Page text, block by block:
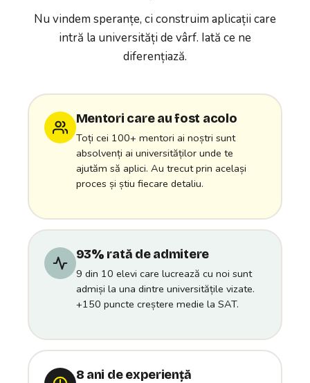
Nu vindem speranțe, ci construim aplicații care
intră la universități de vârf. Iată ce ne
diferențiază.
Mentori care au fost acolo
Toți cei 100+ mentori ai noștri sunt
absolvenți ai universităților unde te
ajutăm să aplici. Au trecut prin același
proces și știu fiecare detaliu.
93% rată de admitere
9 din 10 elevi care lucrează cu noi sunt
admiși la una dintre universitățile vizate.
+150 puncte creștere medie la SAT.
8 ani de experiență